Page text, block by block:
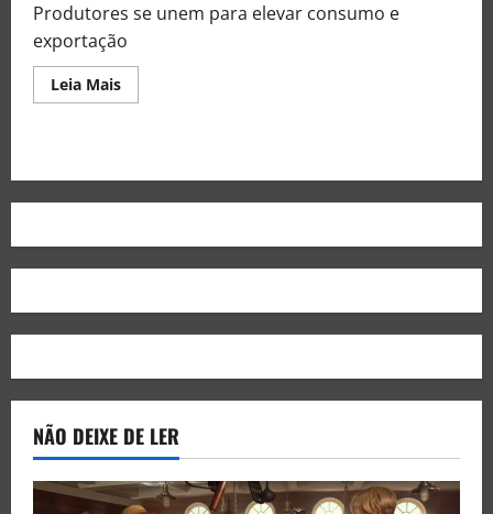
Produtores se unem para elevar consumo e
exportação
Leia Mais
NÃO DEIXE DE LER